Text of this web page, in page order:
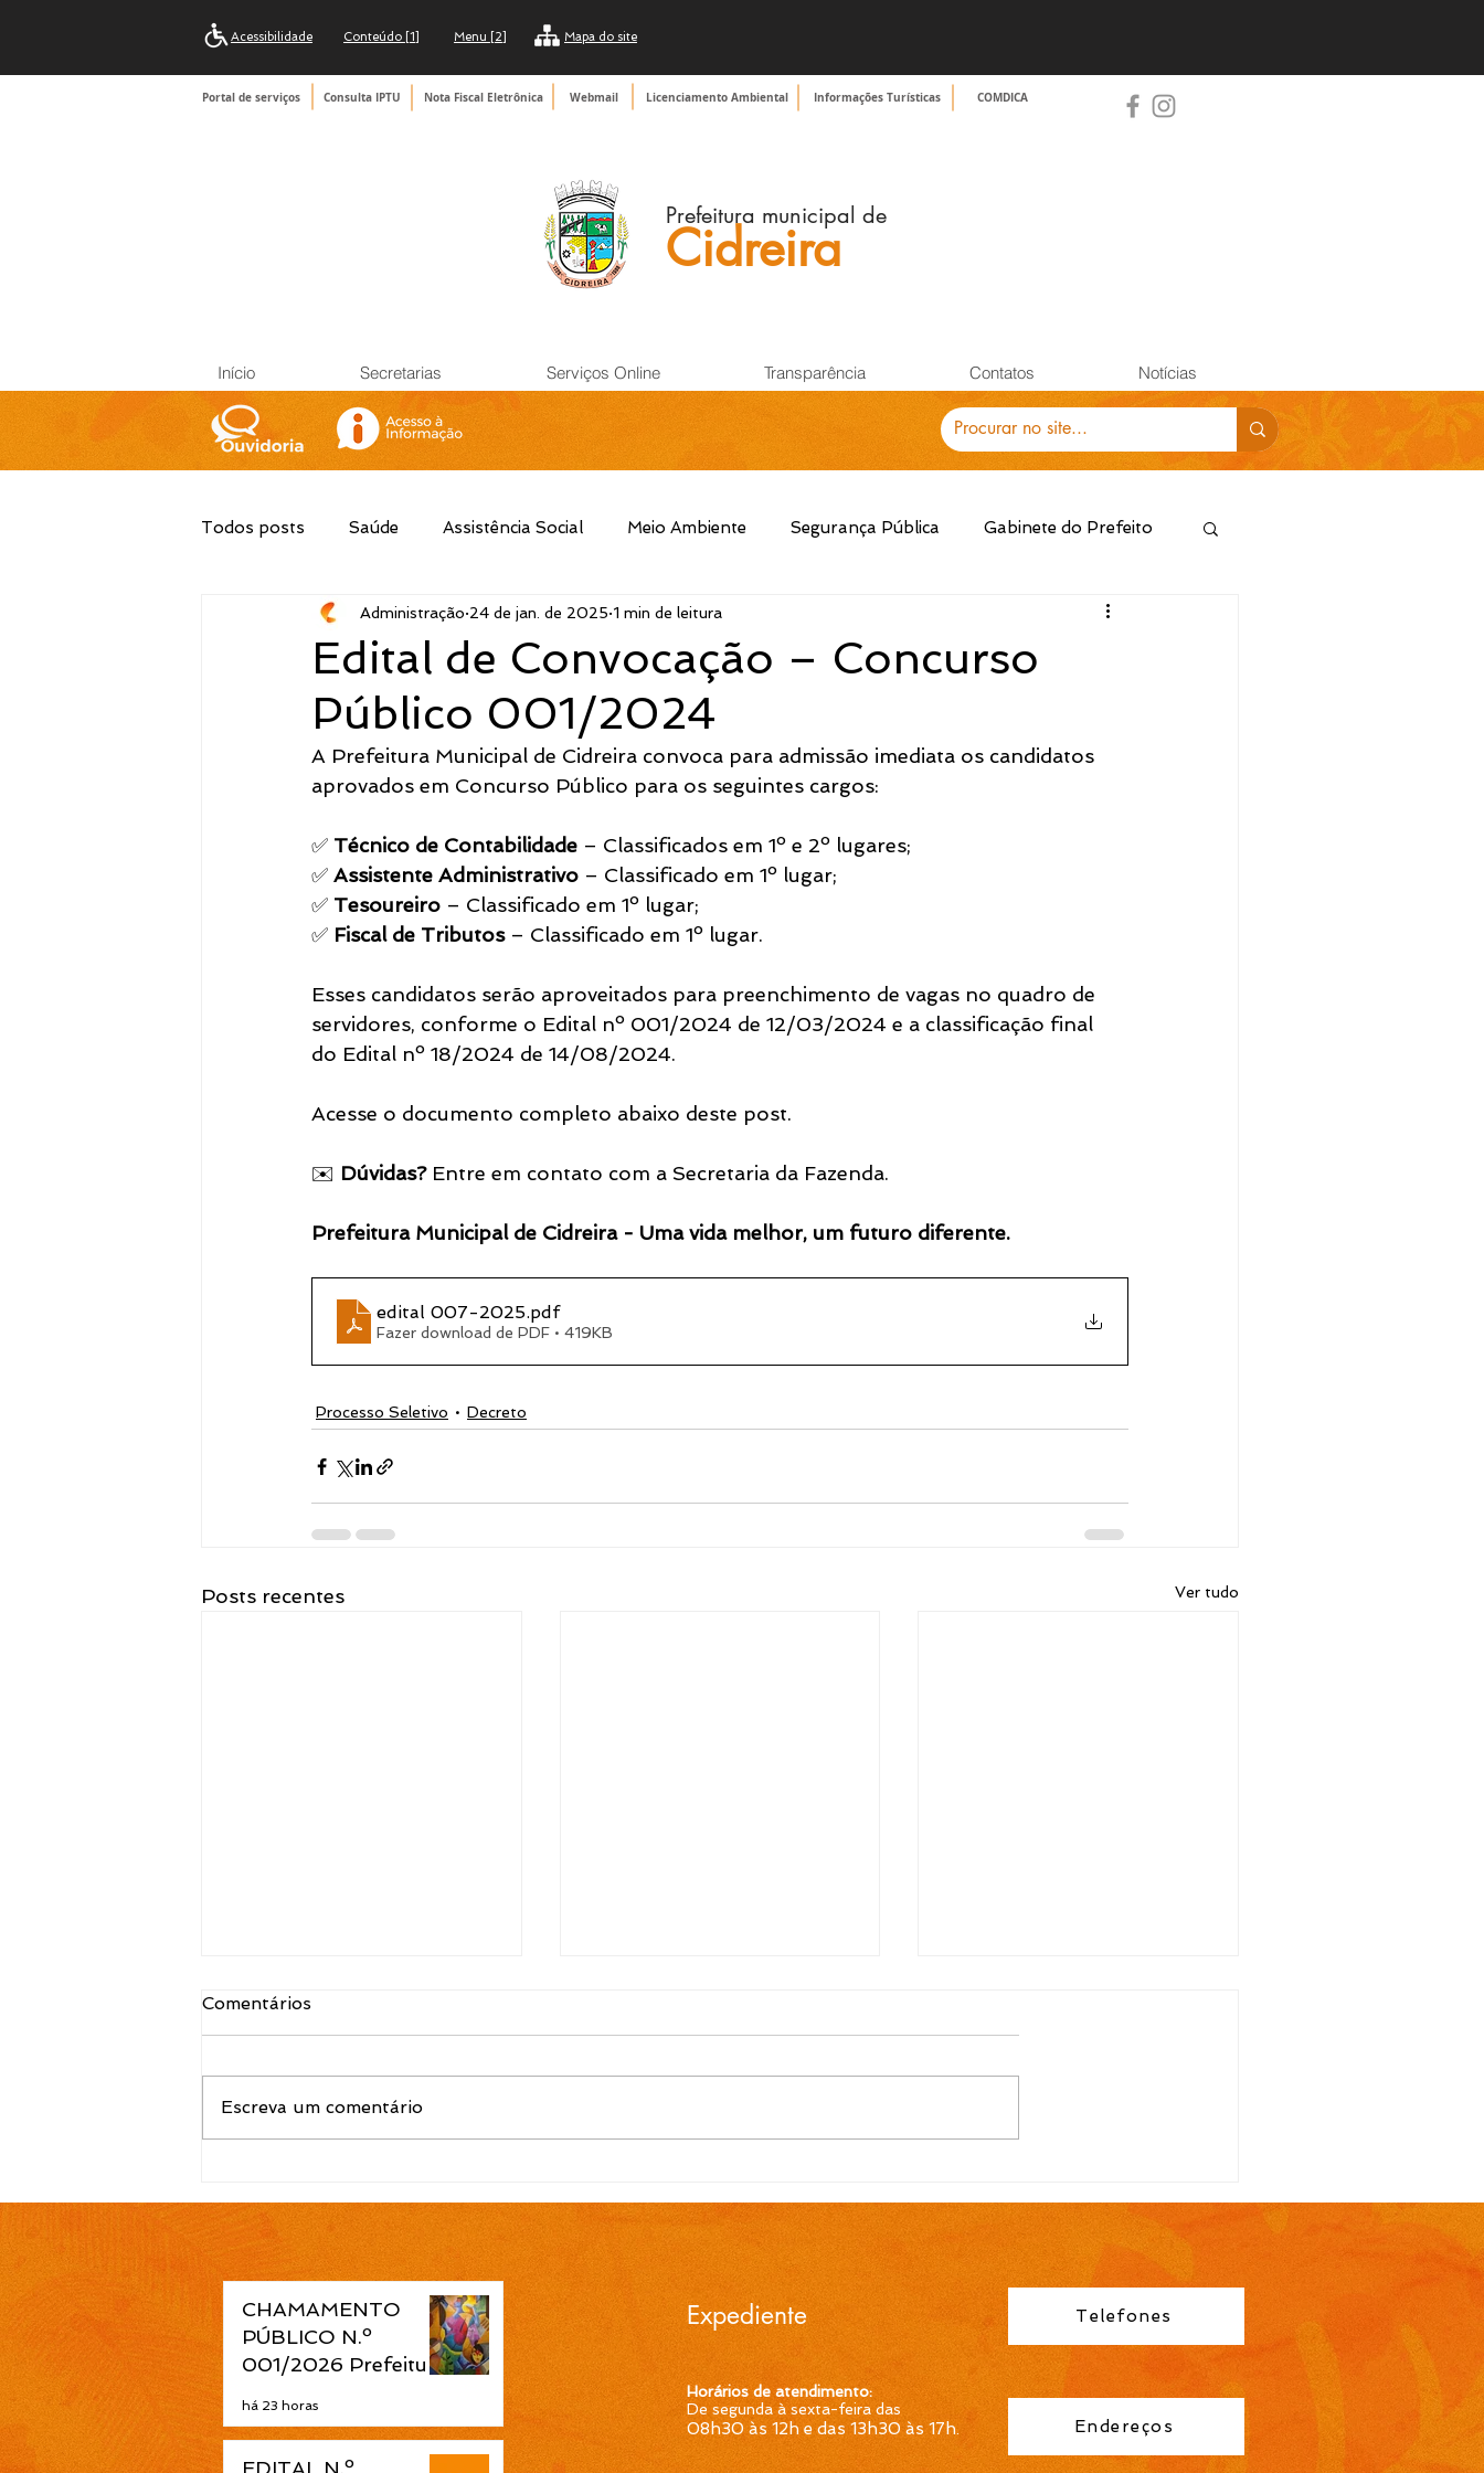
Acessibilidade Conteúdo [1] Menu [2] Mapa do site
Portal de serviços Consulta IPTU Nota Fiscal Eletrônica Webmail Licenciamento Ambiental Informações Turísticas COMDICA
Prefeitura municipal de
Cidreira
Início Secretarias Serviços Online Transparência Contatos Notícias
Todos posts Saúde Assistência Social Meio Ambiente Segurança Pública Gabinete do Prefeito
Secretaria de Obras IPTU Educação Cultura
Procuradoria Jurídica Corsan Nota Secretaria da Fazenda
Secretaria do Turismo e Desporto de Indústria e Comércio
Administração Concurso Público Brigada Militar Assistência Social, Cidadania e Hab
Edital de Convocação – Concurso
Público 001/2024
Administração 24 de jan. de 2025 1 min de leitura
A Prefeitura Municipal de Cidreira convoca para admissão imediata os candidatos
aprovados em Concurso Público para os seguintes cargos:
✅ Técnico de Contabilidade – Classificados em 1º e 2º lugares;
✅ Assistente Administrativo – Classificado em 1º lugar;
✅ Tesoureiro – Classificado em 1º lugar;
✅ Fiscal de Tributos – Classificado em 1º lugar.
Esses candidatos serão aproveitados para preenchimento de vagas no quadro de
servidores, conforme o Edital nº 001/2024 de 12/03/2024 e a classificação final
do Edital nº 18/2024 de 14/08/2024.
Acesse o documento completo abaixo deste post.
✉️ Dúvidas? Entre em contato com a Secretaria da Fazenda.
Prefeitura Municipal de Cidreira - Uma vida melhor, um futuro diferente.
edital 007-2025.pdf
Fazer download de PDF • 419KB
Processo Seletivo Decreto
Posts recentes Ver tudo
prorroga validade do
Processo Seletivo
Simplificado 052/2025
classificação final do
Processo Seletivo
Simplificado 095/2026 é
publicada pela Prefeitura
de Cidreira
Processo Seletivo
Simplificado 095/2026 é
publicada pela Prefeitura
de Cidreira
Comentários
Escreva um comentário
CHAMAMENTO
PÚBLICO N.º
001/2026 Prefeitura
culturais pela Política
há 23 horas
Expediente
Horários de atendimento:
De segunda à sexta-feira das
08h30 às 12h e das 13h30 às 17h.
Telefones
Endereços